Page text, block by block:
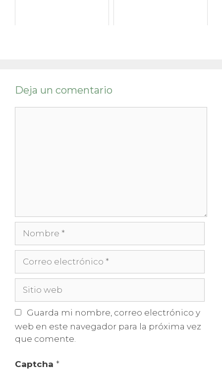
Deja un comentario
Nombre
Sitio
Guarda mi nombre, correo electrónico y
web en este navegador para la próxima vez
que comente.
Captcha *